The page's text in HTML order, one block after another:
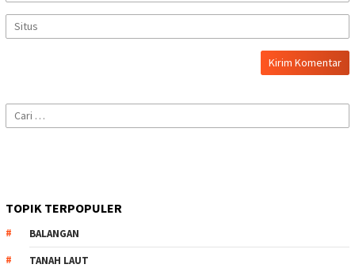
Cari
untuk:
TOPIK TERPOPULER
BALANGAN
TANAH LAUT